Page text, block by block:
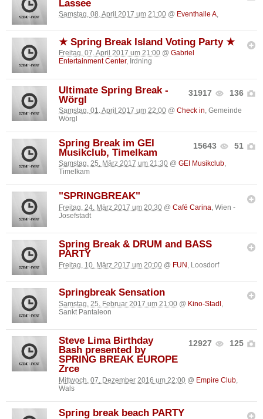
Lassee
Samstag, 08. April 2017 um 21:00 @ Eventhalle A,
★ Spring Break Island Voting Party ★
Freitag, 07. April 2017 um 21:00 @ Gabriel
Entertainment Center, Irdning
31917 136
Ultimate Spring Break -
Wörgl
Samstag, 01. April 2017 um 22:00 @ Check in, Gemeinde
Wörgl
15643 51
Spring Break im GEI
Musikclub, Timelkam
Samstag, 25. März 2017 um 21:30 @ GEI Musikclub,
Timelkam
"SPRINGBREAK"
Freitag, 24. März 2017 um 20:30 @ Café Carina , Wien -
Josefstadt
Spring Break & DRUM and BASS
PARTY
Freitag, 10. März 2017 um 20:00 @ FUN , Loosdorf
Springbreak Sensation
Samstag, 25. Februar 2017 um 21:00 @ Kino-Stadl
Sankt Pantaleon
12927 125
Steve Lima Birthday
Bash presented by
SPRING BREAK EUROPE
Zrce
Mittwoch, 07. Dezember 2016 um 22:00 @ Empire Club
Wals
Spring break beach PARTY